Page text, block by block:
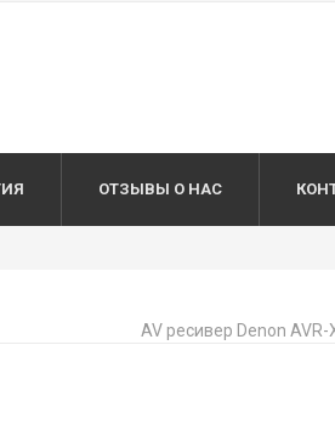
ОТЗЫВЫ О НАС
AV ресивер Denon AVR-